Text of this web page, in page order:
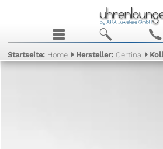
j b c
Startseite: Home Hersteller:Certina